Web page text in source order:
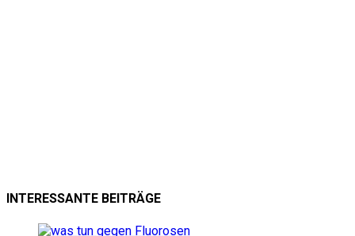
INTERESSANTE BEITRÄGE